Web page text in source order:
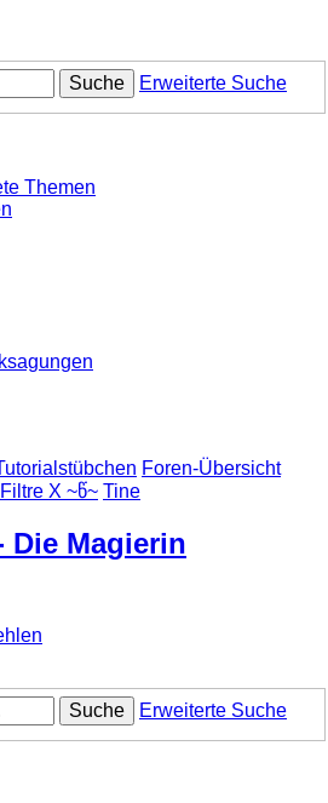
Suche Erweiterte Suche
Themen
Foren-Übersicht
X ~წ~ Tine
Die Magierin
Suche
Erweiterte Suche